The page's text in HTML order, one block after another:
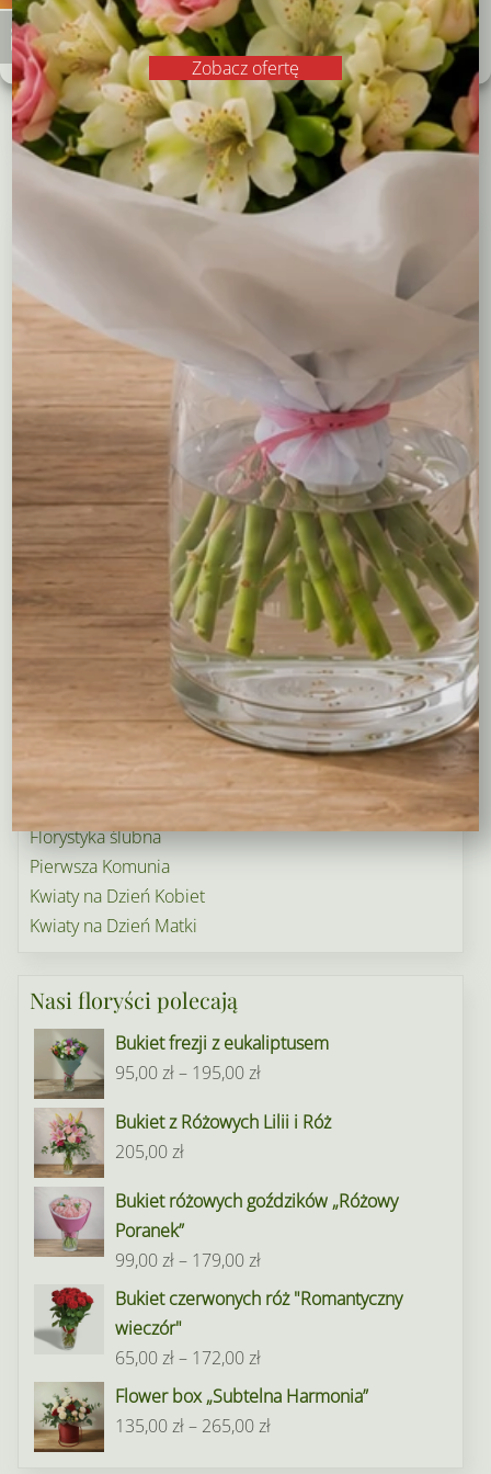
Zobacz preferencje
Polityka plików cookiesPolityka prywatności
różowa
194,00zł
Czytaj dalej
chryzantemami
82,00zł
Dodaj do koszyka
Róże
Kreatory bukietów
Flower boxy – kwiaty w pudełkach
Maskotki
Kosze kwiatowe
Tulipany
Kosze upominkowe
Wianki na wieczory panieńskie i nie tylko…
Wieńce i wiązanki pogrzebowe
Dekoracje na groby
Torty kwiatowe
Ogródek i balkon
Narodziny dziecka
Rośliny doniczkowe
Kwiaty na Walentynki
Florystyka ślubna
Pierwsza Komunia
Kwiaty na Dzień Kobiet
Kwiaty na Dzień Matki
Nasi floryści polecają
Bukiet frezji z eukaliptusem
95,00zł– 195,00złZakres
od
do
Bukiet z Różowych Lilii i Róż
205,00zł
Bukiet różowych goździków „Różowy
Poranek”
99,00zł– 179,00złZakres
cen:
179,00 zł
Bukiet czerwonych róż "Romantyczny
wieczór"
65,00zł– 172,00złZakres
cen:
od
Flower box „Subtelna Harmonia”
135,00zł– 265,00złZakres
Zobacz ofertę